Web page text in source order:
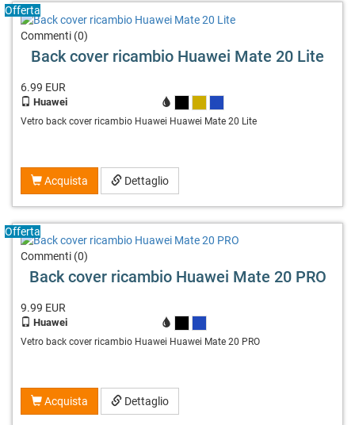
Offerta
Commenti (0)
Back cover ricambio Huawei Mate 20 Lite
6.99 EUR
Huawei
Vetro back cover ricambio Huawei Huawei Mate 20 Lite
Acquista Dettaglio
Offerta
Commenti (0)
Back cover ricambio Huawei Mate 20 PRO
9.99 EUR
Huawei
Vetro back cover ricambio Huawei Huawei Mate 20 PRO
Acquista Dettaglio